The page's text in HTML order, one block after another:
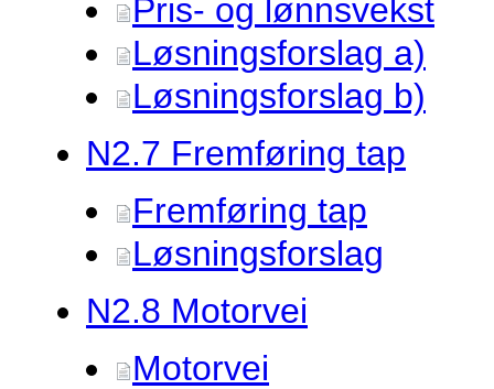
Pris- og lønnsvekst
Løsningsforslag a)
Løsningsforslag b)
N2.7 Fremføring tap
Fremføring tap
Løsningsforslag
N2.8 Motorvei
Motorvei